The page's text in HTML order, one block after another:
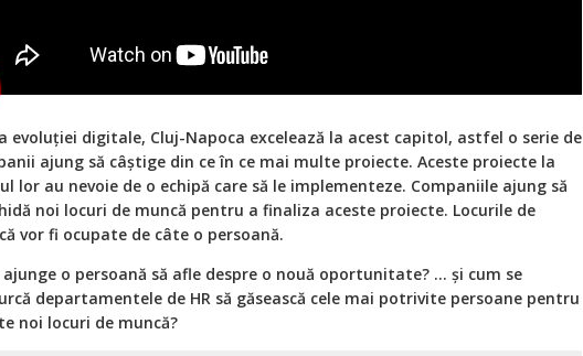
evoluției digitale, Cluj-Napoca excelează la acest capitol, astfel o serie de
ajung să câștige din ce în ce mai multe proiecte. Aceste proiecte la
lor au nevoie de o echipă care să le implementeze. Companiile ajung să
noi locuri de muncă pentru a finaliza aceste proiecte. Locurile de
vor fi ocupate de câte o persoană.
ajunge o persoană să afle despre o nouă oportunitate? ... și cum se
departamentele de HR să găsească cele mai potrivite persoane pentru
noi locuri de muncă?